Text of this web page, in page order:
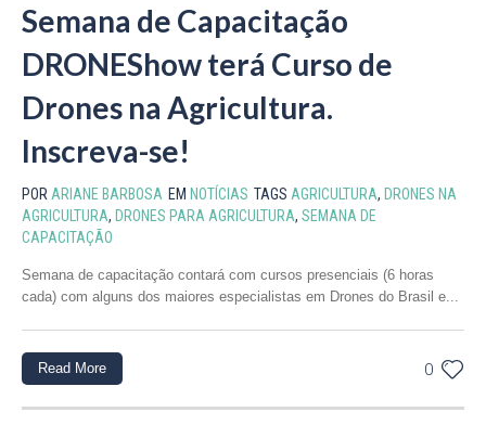
Semana de Capacitação
DRONEShow terá Curso de
Drones na Agricultura.
Inscreva-se!
POR ARIANE BARBOSA EM NOTÍCIAS TAGS AGRICULTURA, DRONES NA
AGRICULTURA, DRONES PARA AGRICULTURA, SEMANA DE
CAPACITAÇÃO
Semana de capacitação contará com cursos presenciais (6 horas
cada) com alguns dos maiores especialistas em Drones do Brasil e...
0
Read More